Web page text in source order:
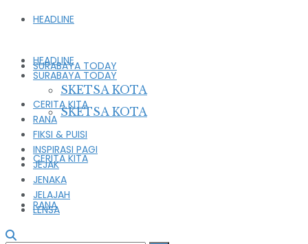
HEADLINE
SURABAYA TODAY
SKETSA KOTA
CERITA KITA
RANA
HEADLINE
SURABAYA TODAY
SKETSA KOTA
CERITA KITA
RANA
FIKSI & PUISI
INSPIRASI PAGI
JEJAK
JENAKA
JELAJAH
LENSA